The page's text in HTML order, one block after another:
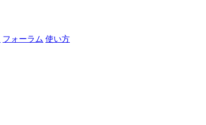
フォーラム 使い方